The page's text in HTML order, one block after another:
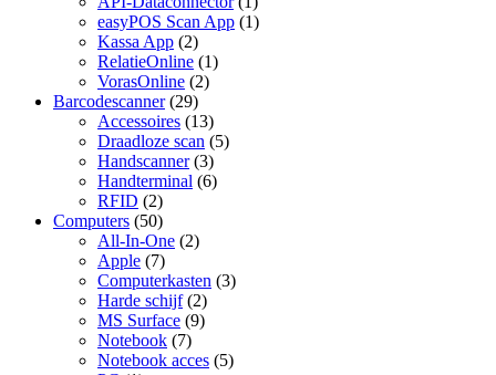
easyPOS Scan App (1)
Kassa App (2)
RelatieOnline (1)
VorasOnline (2)
Barcodescanner (29)
Accessoires (13)
Draadloze scan (5)
Handscanner (3)
Handterminal (6)
RFID (2)
Computers (50)
All-In-One (2)
Apple (7)
Computerkasten (3)
Harde schijf (2)
MS Surface (9)
Notebook (7)
Notebook acces (5)